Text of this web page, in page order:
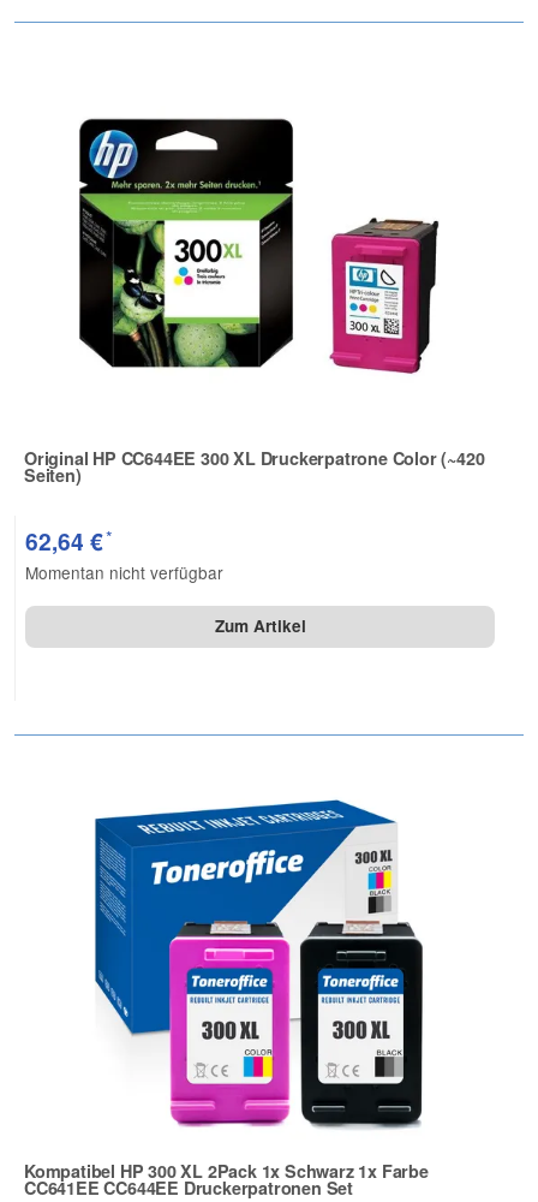
Original HP CC644EE 300 XL Druckerpatrone Color (~420
Seiten)
Zur Artikelbewertung
62,64 €*
Momentan nicht verfügbar
Zum Artikel
Kompatibel HP 300 XL 2Pack 1x Schwarz 1x Farbe
CC641EE CC644EE Druckerpatronen Set